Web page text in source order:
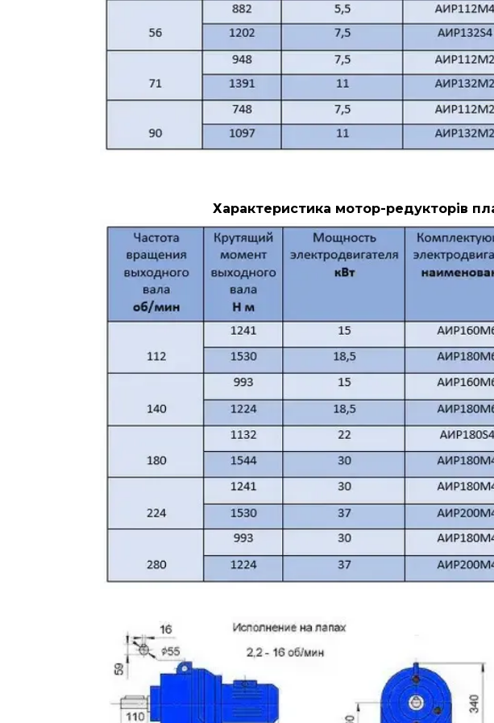
Характеристика мотор-редукторів